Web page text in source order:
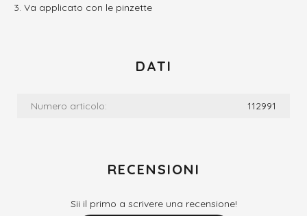
Va applicato con le pinzette
DATI
Numero articolo: 112991
RECENSIONI
Sii il primo a scrivere una recensione!